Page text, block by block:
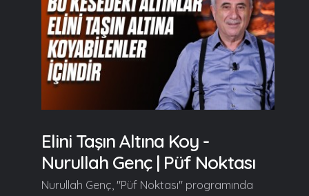
Elini Taşın Altına Koy -
Nurullah Genç | Püf Noktası
Nurullah Genç, "Püf Noktası" programında